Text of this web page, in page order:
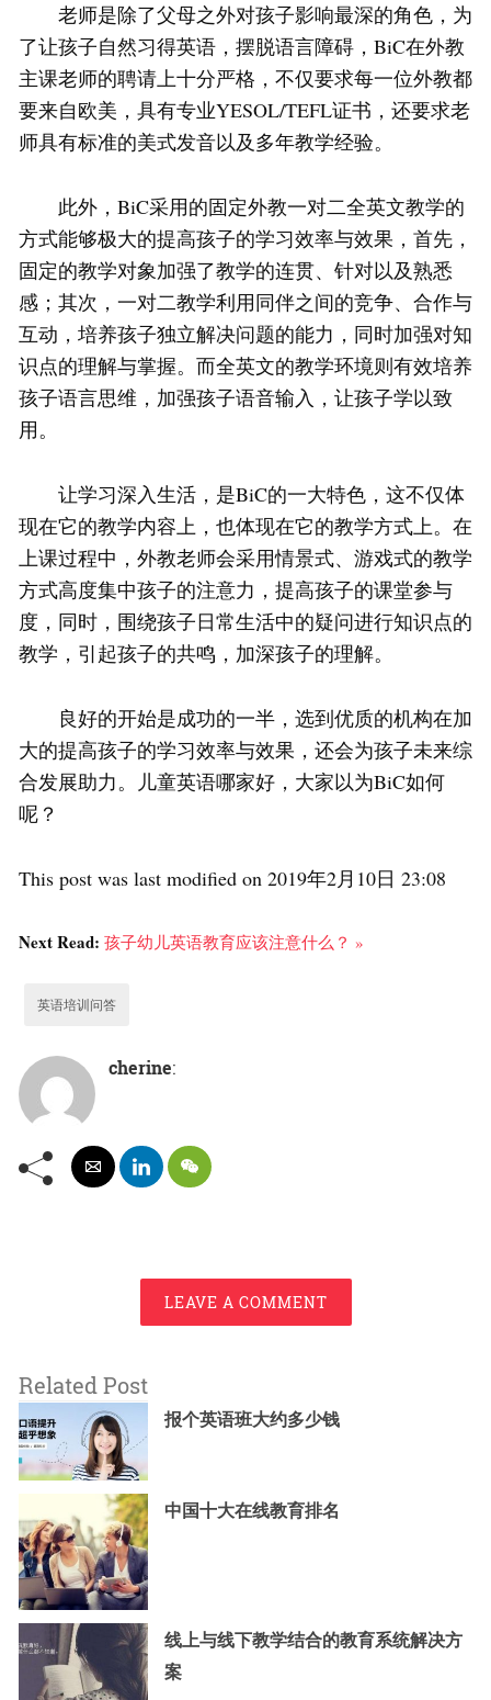
老师是除了父母之外对孩子影响最深的角色，为
了让孩子自然习得英语，摆脱语言障碍，BiC在外教
主课老师的聘请上十分严格，不仅要求每一位外教都
要来自欧美，具有专业YESOL/TEFL证书，还要求老
师具有标准的美式发音以及多年教学经验。
此外，BiC采用的固定外教一对二全英文教学的
方式能够极大的提高孩子的学习效率与效果，首先，
固定的教学对象加强了教学的连贯、针对以及熟悉
感；其次，一对二教学利用同伴之间的竞争、合作与
互动，培养孩子独立解决问题的能力，同时加强对知
识点的理解与掌握。而全英文的教学环境则有效培养
孩子语言思维，加强孩子语音输入，让孩子学以致
用。
让学习深入生活，是BiC的一大特色，这不仅体
现在它的教学内容上，也体现在它的教学方式上。在
上课过程中，外教老师会采用情景式、游戏式的教学
方式高度集中孩子的注意力，提高孩子的课堂参与
度，同时，围绕孩子日常生活中的疑问进行知识点的
教学，引起孩子的共鸣，加深孩子的理解。
良好的开始是成功的一半，选到优质的机构在加
大的提高孩子的学习效率与效果，还会为孩子未来综
合发展助力。儿童英语哪家好，大家以为BiC如何
呢？
This post was last modified on 2019年2月10日 23:08
Next Read: 孩子幼儿英语教育应该注意什么？ »
英语培训问答
cherine:
LEAVE A COMMENT
Related Post
报个英语班大约多少钱
中国十大在线教育排名
线上与线下教学结合的教育系统解决方
案